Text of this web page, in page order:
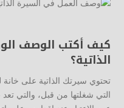
كيف أكتب الوصف
الذاتية؟
تحتوي سيرتك الذاتية على
التي شغلتها من قبل، والتي